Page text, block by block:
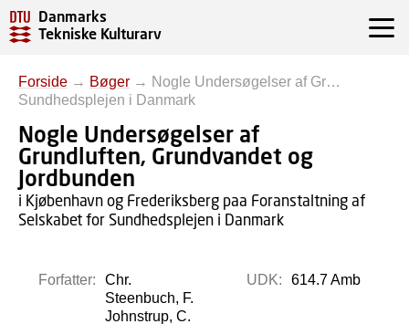
Danmarks
Tekniske Kulturarv
Forside → Bøger → Nogle Undersøgelser af Gr…
Sundhedsplejen i Danmark
Nogle Undersøgelser af
Grundluften, Grundvandet og
Jordbunden
i Kjøbenhavn og Frederiksberg paa Foranstaltning af
Selskabet for Sundhedsplejen i Danmark
Forfatter:
Chr.
Steenbuch, F.
Johnstrup, C.
UDK: 614.7 Amb